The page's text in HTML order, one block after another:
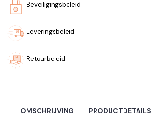
Beveiligingsbeleid
Leveringsbeleid
Retourbeleid
OMSCHRIJVING PRODUCTDETAILS